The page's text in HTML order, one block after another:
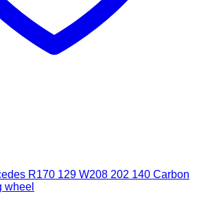
R170 129 W208 202 140 Carbon
wheel